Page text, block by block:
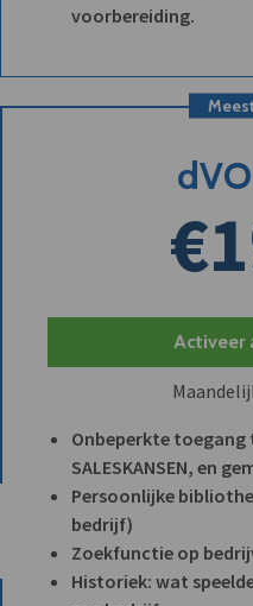
voorbereiding.
Activeer
Onbeperkte
SALESKANSEN, en
Persoonlijke
bedrijf)
Zoekfunctie op
Historiek: wat